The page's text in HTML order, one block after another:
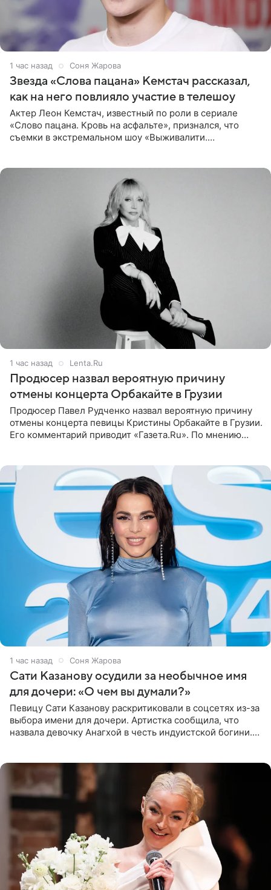
1 час назад Соня Жарова
Звезда «Слова пацана» Кемстач рассказал,
как на него повлияло участие в телешоу
Актер Леон Кемстач, известный по роли в сериале
«Слово пацана. Кровь на асфальте», признался, что
съемки в экстремальном шоу «Выживалити.
1 час назад Lenta.Ru
Продюсер назвал вероятную причину
отмены концерта Орбакайте в Грузии
Продюсер Павел Рудченко назвал вероятную причину
отмены концерта певицы Кристины Орбакайте в Грузии.
Его комментарий приводит «Газета.Ru». По мнению
1 час назад Соня Жарова
Сати Казанову осудили за необычное имя
для дочери: «О чем вы думали?»
Певицу Сати Казанову раскритиковали в соцсетях из-за
выбора имени для дочери. Артистка сообщила, что
назвала девочку Анагхой в честь индуистской богини.